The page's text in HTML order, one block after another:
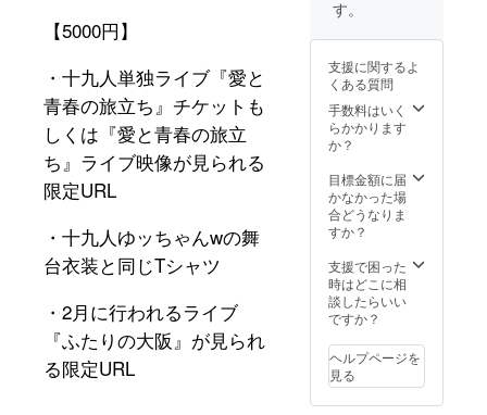
【5000円】
・十九人単独ライブ『愛と
青春の旅立ち』チケットも
しくは『愛と青春の旅立
ち』ライブ映像が見られる
限定URL
・十九人ゆッちゃんwの舞
台衣装と同じTシャツ
・ 2月に行われるライブ
『ふたりの大阪』が見られ
る限定URL
渡しを
お選び
頂けま
す。ま
た郵送
の場合
で負担
いたし
ます。
メール
アドレ
スとの
やりと
りでチ
ケット
の受け
渡し、
限定
頂いた
メール
アドレ
スにお
ます。
※リター
ンの受
け渡し
阪』ラ
像が見
られる
限定
URL ・
十九人
イブ
『愛と
青春の
旅立
使用し
たネタ
の書き
起こし
2年間で
やった
ネタ10
本以上
す。
支援に関するよ
くある質問
手数料はいく
らかかります
か？
目標金額に届
かなかった場
合どうなりま
すか？
支援で困った
時はどこに相
談したらいい
ですか？
ヘルプページを
見る